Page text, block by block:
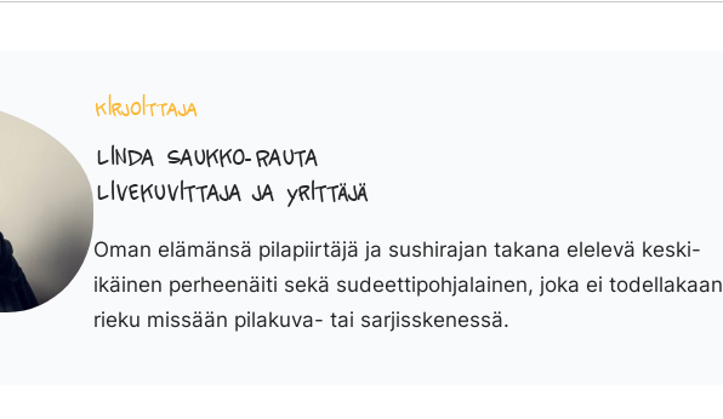
Kirjoittaja
Linda Saukko-Rauta
Livekuvittaja ja yrittäjä
Oman elämänsä pilapiirtäjä ja sushirajan takana elelevä keski-
ikäinen perheenäiti sekä sudeettipohjalainen, joka ei todellakaan
rieku missään pilakuva- tai sarjisskenessä.